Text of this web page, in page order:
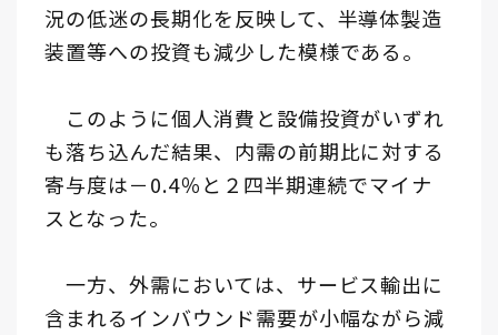
況の低迷の長期化を反映して、半導体製造
装置等への投資も減少した模様である。
このように個人消費と設備投資がいずれ
も落ち込んだ結果、内需の前期比に対する
寄与度は－0.4％と２四半期連続でマイナ
スとなった。
一方、外需においては、サービス輸出に
含まれるインバウンド需要が小幅ながら減